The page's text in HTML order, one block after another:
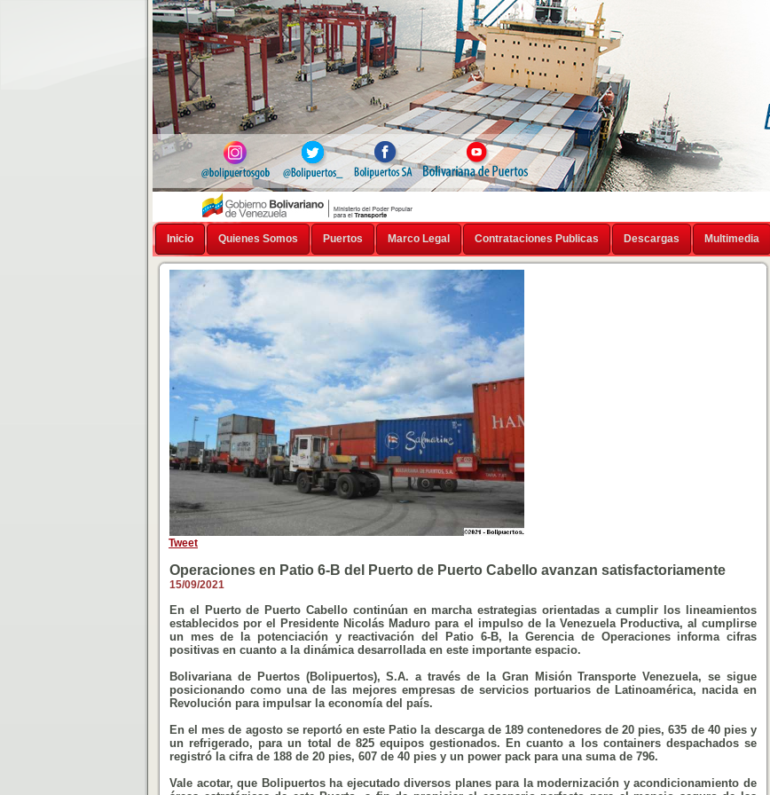
Inicio Quienes Somos Puertos Marco Legal Contrataciones Publicas Descargas Multimedia
Tweet
Operaciones en Patio 6-B del Puerto de Puerto Cabello avanzan satisfactoriamente
15/09/2021
En el Puerto de Puerto Cabello continúan en marcha estrategias orientadas a cumplir los lineamientos
establecidos por el Presidente Nicolás Maduro para el impulso de la Venezuela Productiva, al cumplirse
un mes de la potenciación y reactivación del Patio 6-B, la Gerencia de Operaciones informa cifras
positivas en cuanto a la dinámica desarrollada en este importante espacio.
Bolivariana de Puertos (Bolipuertos), S.A. a través de la Gran Misión Transporte Venezuela, se sigue
posicionando como una de las mejores empresas de servicios portuarios de Latinoamérica, nacida en
Revolución para impulsar la economía del país.
En el mes de agosto se reportó en este Patio la descarga de 189 contenedores de 20 pies, 635 de 40 pies y
un refrigerado, para un total de 825 equipos gestionados. En cuanto a los containers despachados se
registró la cifra de 188 de 20 pies, 607 de 40 pies y un power pack para una suma de 796.
Vale acotar, que Bolipuertos ha ejecutado diversos planes para la modernización y acondicionamiento de